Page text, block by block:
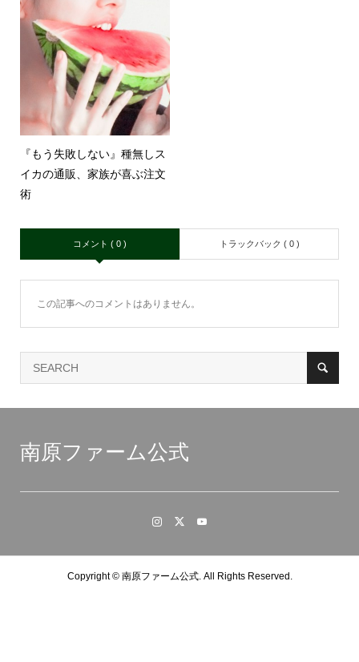
『もう失敗しない』種無しス
イカの通販、家族が喜ぶ注文
術
コメント ( 0 ) トラックバック ( 0 )
この記事へのコメントはありません。
南原ファーム公式
Copyright ©南原ファーム公式. All Rights Reserved.